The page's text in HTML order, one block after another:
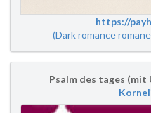
https://
(Dark romance
Psalm des tages